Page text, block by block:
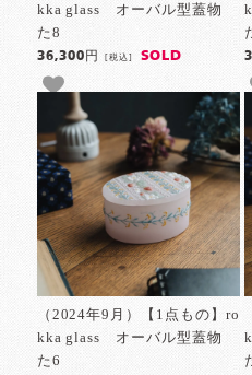
kka glass オーバル型蓋物
た8
36,300円[税込] SOLD
（2024年9月）【1点もの】ro
kka glass オーバル型蓋物
た6